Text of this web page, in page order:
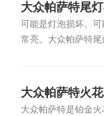
大众帕萨特尾
理
可能是灯泡损坏、
常亮。大众帕萨特
大众帕萨特火
大众帕萨特是铂金